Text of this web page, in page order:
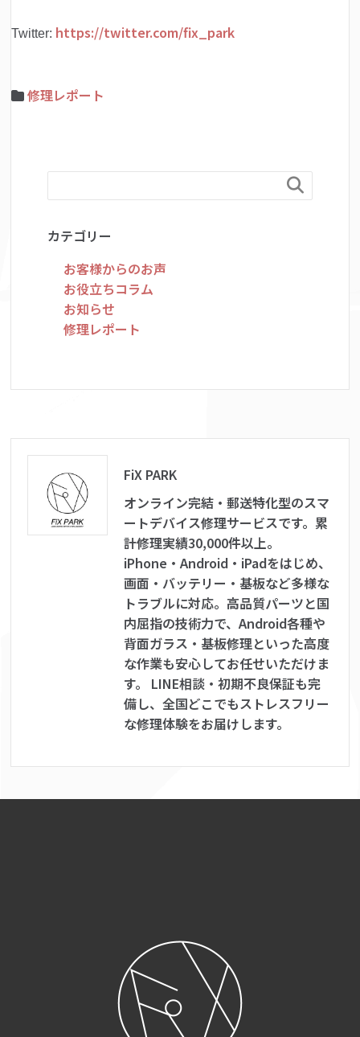
Twitter: https://twitter.com/fix_park
修理レポート

カテゴリー
お客様からのお声
お役立ちコラム
お知らせ
修理レポート
FiX PARK
オンライン完結・郵送特化型のスマ
ートデバイス修理サービスです。累
計修理実績30,000件以上。
iPhone・Android・iPadをはじめ、
画面・バッテリー・基板など多様な
トラブルに対応。高品質パーツと国
内屈指の技術力で、Android各種や
背面ガラス・基板修理といった高度
な作業も安心してお任せいただけま
す。 LINE相談・初期不良保証も完
備し、全国どこでもストレスフリー
な修理体験をお届けします。